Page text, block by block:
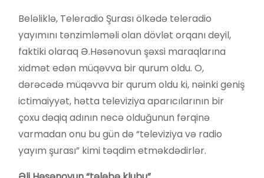
Beləliklə, Teleradio Şurası ölkədə teleradio
yayımını tənzimləməli olan dövlət orqanı deyil,
faktiki olaraq Ə.Həsənovun şəxsi maraqlarına
xidmət edən müqəvva bir qurum oldu. O,
dərəcədə müqəvva bir qurum oldu ki, nəinki geniş
ictimaiyyət, hətta televiziya aparıcılarının bir
çoxu dəqiq adının necə olduğunun fərqinə
varmadan onu bu gün də “televiziya və radio
yayım şurası” kimi təqdim etməkdədirlər.